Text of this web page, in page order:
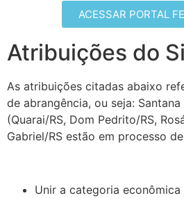
ACESSAR PORTAL
Atribuições do
As atribuições citadas abaixo
de abrangência, ou seja:
(Quarai/RS, Dom Pedrito/RS,
Gabriel/RS estão em processo
Unir a categoria